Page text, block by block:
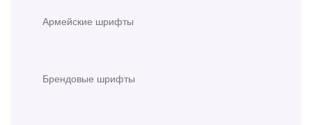
Армейские шрифты
Брендовые шрифты